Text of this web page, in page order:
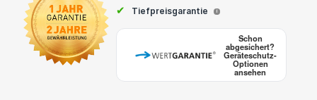
✔ Tiefpreisgarantie i
Schon
abgesichert?
Geräteschutz-
Optionen
ansehen